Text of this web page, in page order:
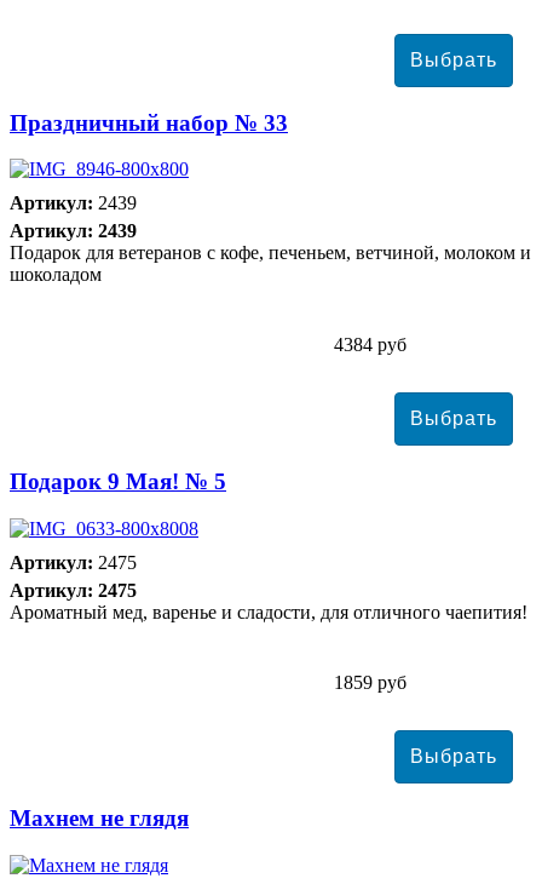
Праздничный набор № 33
Артикул: 2439
Артикул: 2439
Подарок для ветеранов с кофе, печеньем, ветчиной, молоком и
шоколадом
4384 руб
Подарок 9 Мая! № 5
Артикул: 2475
Артикул: 2475
Ароматный мед, варенье и сладости, для отличного чаепития!
1859 руб
Махнем не глядя